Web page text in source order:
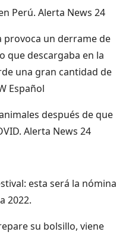
Perú. Alerta News 24
provoca un derrame de
que descargaba en la
una gran cantidad de
Español
después de que
Alerta News 24
esta será la nómina
2022.
su bolsillo, viene